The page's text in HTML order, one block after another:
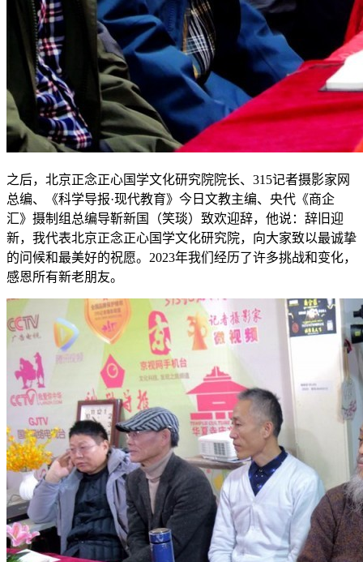
之后，北京正念正心国学文化研究院院长、315记者摄影家网
总编、《科学导报·现代教育》今日文教主编、央代《商企
汇》摄制组总编导靳新国（笑琰）致欢迎辞，他说：辞旧迎
新，我代表北京正念正心国学文化研究院，向大家致以最诚挚
的问候和最美好的祝愿。2023年我们经历了许多挑战和变化，
感恩所有新老朋友。